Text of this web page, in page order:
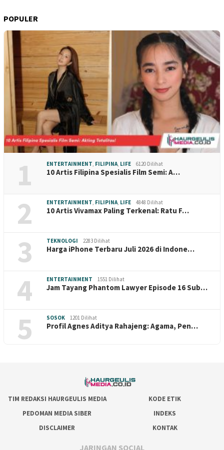
POPULER
1 ENTERTAINMENT, FILIPINA, LIFE 6120 Dilihat
10 Artis Filipina Spesialis Film Semi: A…
2 ENTERTAINMENT, FILIPINA, LIFE 4848 Dilihat
10 Artis Vivamax Paling Terkenal: Ratu F…
3 TEKNOLOGI 2283 Dilihat
Harga iPhone Terbaru Juli 2026 di Indone…
4 ENTERTAINMENT 1551 Dilihat
Jam Tayang Phantom Lawyer Episode 16 Sub…
5 SOSOK 1201 Dilihat
Profil Agnes Aditya Rahajeng: Agama, Pen…
TIM REDAKSI HAURGEULIS MEDIA
KODE ETIK
PEDOMAN MEDIA SIBER
INDEKS
DISCLAIMER
KONTAK
JARINGAN SOCIAL